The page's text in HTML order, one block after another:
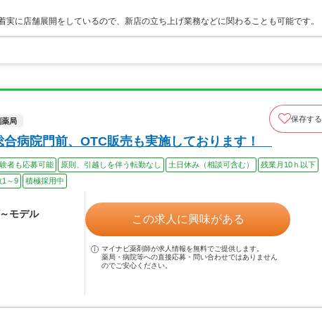
に店舗展開をしているので、新店の立ち上げ業務などに関わることも可能です。
薬局 保存する
病院門前、OTC販売も実施しております！
者も応募可能 原則、引越しを伴う転勤なし 土日休み（相談可含む）
残業月10ｈ以下
1～9 積極採用中
モデル この求人に興味がある
マイナビ薬剤師が求人情報を無料でご提供します。
薬局・病院等への直接応募・問い合わせではありません
のでご安心ください。